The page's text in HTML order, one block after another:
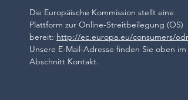
Die Europäische Kommission stellt eine
Plattform zur Online-Streitbeilegung (OS)
bereit: http://ec.europa.eu/consumers/odr
Unsere E-Mail-Adresse finden Sie oben im
Abschnitt Kontakt.